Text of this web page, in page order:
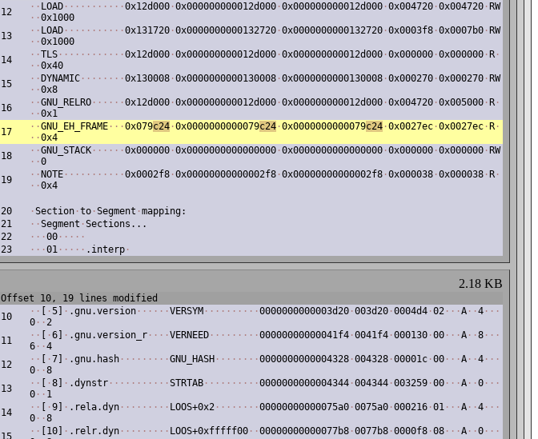
12 · · LOAD · · · · · · · · · · ·0x12d000 ·0x000000000012d000 ·0x000000000012d000 ·0x004720 ·0x004720 · RW
· ·0x1000
13 · · LOAD · · · · · · · · · · ·0x131720 ·0x0000000000132720 ·0x0000000000132720 ·0x0003f8 ·0x0007b0 · RW
· ·0x1000
14 · ·TLS · · · · · · · · · · · ·0x12d000 ·0x000000000012d000 ·0x000000000012d000 ·0x000000 ·0x000000 · R ·
· ·0x40
15 · · DYNAMIC · · · · · · · ·0x130008 ·0x0000000000130008 ·0x0000000000130008 ·0x000270 ·0x000270 · RW
· ·0x8
16 · ·GNU_RELRO · · · · · ·0x12d000 ·0x000000000012d000 ·0x000000000012d000 ·0x004720 ·0x005000 · R ·
· ·0x1
17 · ·GNU_EH_FRAME · · ·0x079c24 ·0x0000000000079c24 ·0x0000000000079c24 ·0x0027ec ·0x0027ec · R ·
· ·0x4
18 · ·GNU_STACK · · · · · ·0x000000 ·0x0000000000000000 ·0x0000000000000000 ·0x000000 ·0x000000 · RW
· ·0
19 · · NOTE · · · · · · · · · · ·0x0002f8 ·0x00000000000002f8 ·0x00000000000002f8 ·0x000038 ·0x000038 · R ·
· ·0x4
20 ·Section ·to ·Segment ·mapping:
21 · ·Segment ·Sections...
22 · · ·00 · · · · ·
23 · · ·01 · · · · · .interp ·
2.18 KB
Offset 10, 19 lines modified
10 · · ·5] · .gnu.version · · · · · ·VERSYM · · · · · · · · · ·0000000000003d20 ·003d20 ·0004d4 ·02 · · ·A · ·4 · · ·
0 · ·2
11 · · ·6] · .gnu.version_r · · · ·VERNEED · · · · · · · · ·00000000000041f4 ·0041f4 ·000130 ·00 · · ·A · ·8 · · ·
6 · ·4
12 · · ·7] · .gnu.hash · · · · · · · · ·GNU_HASH · · · · · · · ·0000000000004328 ·004328 ·00001c ·00 · · ·A · ·4 · · ·
0 · ·8
13 · · ·8] · .dynstr · · · · · · · · · · ·STRTAB · · · · · · · · · ·0000000000004344 ·004344 ·003259 ·00 · · ·A · ·0 · · ·
0 · · 1
14 · · ·9] · .rela.dyn · · · · · · · · · LOOS+0x2 · · · · · · · ·00000000000075a0 ·0075a0 ·000216 ·01 · · ·A · ·4 · · ·
0 · ·8
15 · · [10] · .relr.dyn · · · · · · · · · LOOS+0xfffff00 · ·00000000000077b8 ·0077b8 ·0000f8 ·08 · · ·A · ·0 · · ·